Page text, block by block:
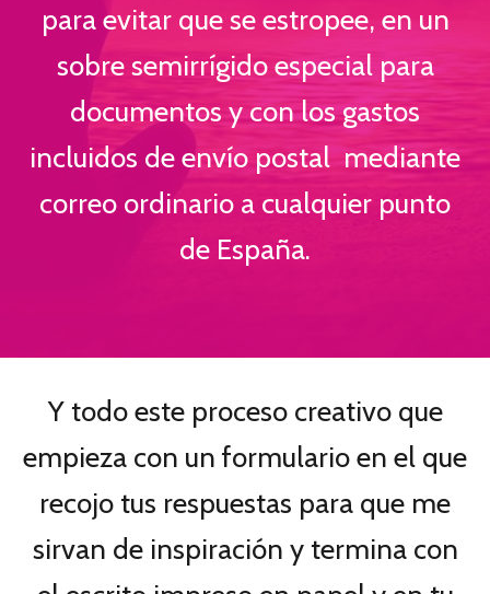
para evitar que se estropee, en un
sobre semirrígido especial para
documentos y con los gastos
incluidos de envío postal mediante
correo ordinario a cualquier punto
de España.
Y todo este proceso creativo que
empieza con un formulario en el que
recojo tus respuestas para que me
sirvan de inspiración y termina con